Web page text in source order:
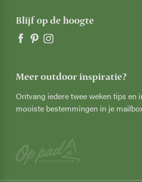
Blijf op de hoogte
Meer outdoor inspiratie?
Ontvang iedere twee weken tips en
mooiste bestemmingen in je